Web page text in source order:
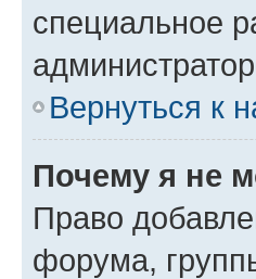
специальное
Вернуться к
Почему я не
Право
форума,